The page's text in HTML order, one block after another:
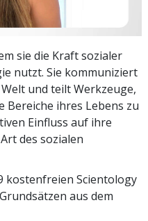
sie die Kraft sozialer
nutzt. Sie kommuniziert
und teilt Werkzeuge,
Bereiche ihres Lebens zu
Einfluss auf ihre
des sozialen
kostenfreien Scientology
aus dem